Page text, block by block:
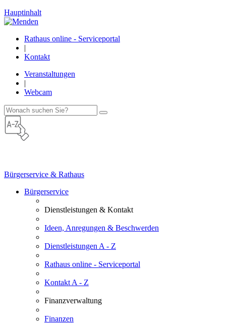
Hauptinhalt
Rathaus online - Serviceportal
|
Kontakt
Veranstaltungen
|
Webcam
Bürgerservice & Rathaus
Bürgerservice
Dienstleistungen & Kontakt
Ideen, Anregungen & Beschwerden
Dienstleistungen A - Z
Rathaus online - Serviceportal
Kontakt A - Z
Finanzverwaltung
Finanzen